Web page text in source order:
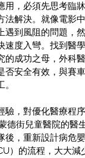
用，必須先思考臨
法解決。就像電影
遇到風阻的問題，
速度入彎。找到醫
的成功之母，外科
否安全有效，與賽
驗，對優化醫療程
德街兒童醫院的醫
後，重新設計病危
）的流程，大大減